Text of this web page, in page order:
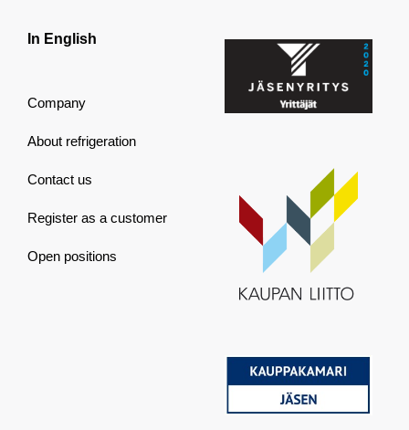
In English
Company
About refrigeration
Contact us
Register as a customer
Open positions